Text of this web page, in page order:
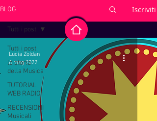
BLOG Iscriviti
Tutti i post
la storia
della Musica
TUTORIAL
WEB RADIO
RECENSIONI
Musicali
Tutti i post
Lucia Zoldan
6 mag 2022